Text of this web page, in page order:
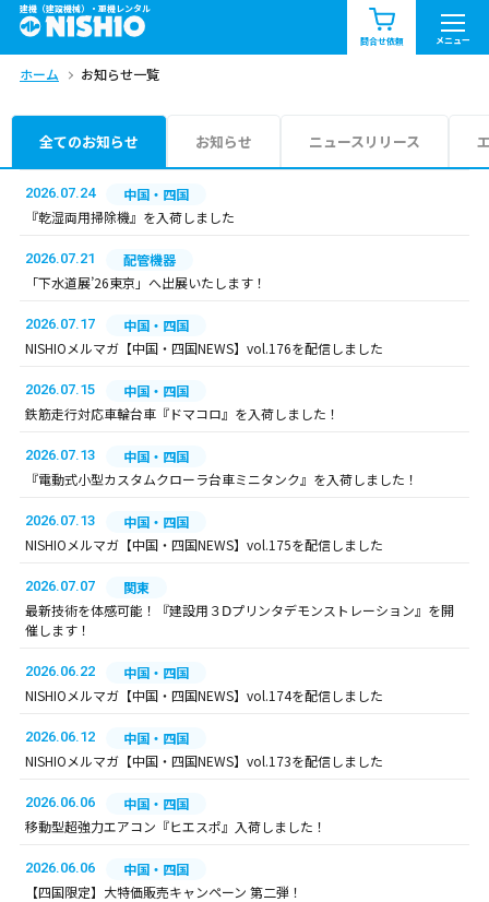
建機（建設機械）・重機レンタル
問合せ依頼 メニュー
商品一覧 お知らせ一覧
問合せ依頼リスト
エリア情報を見る
ホーム お知らせ一覧
全てのお知らせ お知らせ ニュースリリース
2026.07.24
中国・四国
『乾湿両用掃除機』を入荷しました
2026.07.21
配管機器
「下水道展’26東京」へ出展いたします！
2026.07.17
中国・四国
NISHIOメルマガ【中国・四国NEWS】vol.176を配信しました
2026.07.15
中国・四国
鉄筋走行対応車輪台車『ドマコロ』を入荷しました！
2026.07.13
中国・四国
『電動式小型カスタムクローラ台車ミニタンク』を入荷しました！
2026.07.13
中国・四国
NISHIOメルマガ【中国・四国NEWS】vol.175を配信しました
2026.07.07
関東
最新技術を体感可能！『建設用３Ⅾプリンタデモンストレーション』を開
催します！
2026.06.22
中国・四国
NISHIOメルマガ【中国・四国NEWS】vol.174を配信しました
2026.06.12
中国・四国
NISHIOメルマガ【中国・四国NEWS】vol.173を配信しました
2026.06.06
中国・四国
移動型超強力エアコン『ヒエスポ』入荷しました！
2026.06.06
中国・四国
【四国限定】大特価販売キャンペーン 第二弾！